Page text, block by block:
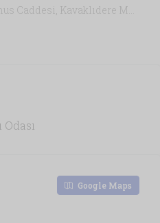
Çankaya, Ankara, İç Anadolu Bölgesi, 06100, Türkiye, Ankara
Google Maps